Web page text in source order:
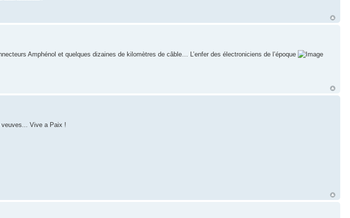
Amphénol et quelques dizaines de kilomètres de câble… L’enfer des électroniciens de l’époque
Vive a Paix !